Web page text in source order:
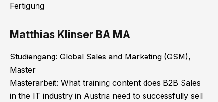
Fertigung
Matthias Klinser BA MA
Studiengang: Global Sales and Marketing (GSM),
Master
Masterarbeit: What training content does B2B Sales
in the IT industry in Austria need to successfully sell